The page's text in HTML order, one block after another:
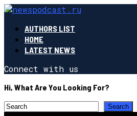
AUTHORS LIST
HOME
LATEST NEWS
Connect with us
Hi, What Are You Looking For?